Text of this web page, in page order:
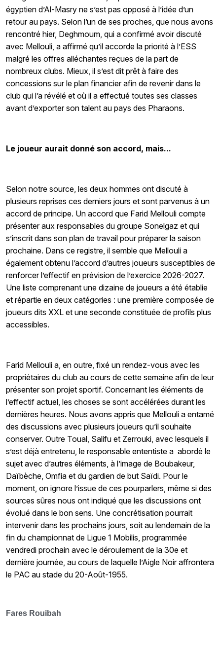
égyptien d’Al-Masry ne s’est pas opposé à l’idée d’un
retour au pays. Selon l’un de ses proches, que nous avons
rencontré hier, Deghmoum, qui a confirmé avoir discuté
avec Mellouli, a affirmé qu’il accorde la priorité à l’ESS
malgré les offres alléchantes reçues de la part de
nombreux clubs. Mieux, il s’est dit prêt à faire des
concessions sur le plan financier afin de revenir dans le
club qui l’a révélé et où il a effectué toutes ses classes
avant d’exporter son talent au pays des Pharaons.
Le joueur aurait donné son accord, mais...
Selon notre source, les deux hommes ont discuté à
plusieurs reprises ces derniers jours et sont parvenus à un
accord de principe. Un accord que Farid Mellouli compte
présenter aux responsables du groupe Sonelgaz et qui
s’inscrit dans son plan de travail pour préparer la saison
prochaine. Dans ce registre, il semble que Mellouli a
également obtenu l’accord d’autres joueurs susceptibles de
renforcer l’effectif en prévision de l’exercice 2026-2027.
Une liste comprenant une dizaine de joueurs a été établie
et répartie en deux catégories : une première composée de
joueurs dits XXL et une seconde constituée de profils plus
accessibles.
Farid Mellouli a, en outre, fixé un rendez-vous avec les
propriétaires du club au cours de cette semaine afin de leur
présenter son projet sportif. Concernant les éléments de
l’effectif actuel, les choses se sont accélérées durant les
dernières heures. Nous avons appris que Mellouli a entamé
des discussions avec plusieurs joueurs qu’il souhaite
conserver. Outre Toual, Salifu et Zerrouki, avec lesquels il
s’est déjà entretenu, le responsable ententiste a abordé le
sujet avec d’autres éléments, à l’image de Boubakeur,
Daïbèche, Omfia et du gardien de but Saïdi. Pour le
moment, on ignore l’issue de ces pourparlers, même si des
sources sûres nous ont indiqué que les discussions ont
évolué dans le bon sens. Une concrétisation pourrait
intervenir dans les prochains jours, soit au lendemain de la
fin du championnat de Ligue 1 Mobilis, programmée
vendredi prochain avec le déroulement de la 30e et
dernière journée, au cours de laquelle l’Aigle Noir affrontera
le PAC au stade du 20-Août-1955.
Fares Rouibah